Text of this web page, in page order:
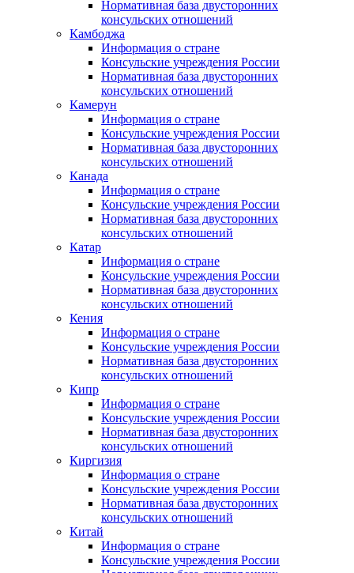
Нормативная база двусторонних
консульских отношений
Камбоджа
Информация о стране
Консульские учреждения России
Нормативная база двусторонних
консульских отношений
Камерун
Информация о стране
Консульские учреждения России
Нормативная база двусторонних
консульских отношений
Канада
Информация о стране
Консульские учреждения России
Нормативная база двусторонних
консульских отношений
Катар
Информация о стране
Консульские учреждения России
Нормативная база двусторонних
консульских отношений
Кения
Информация о стране
Консульские учреждения России
Нормативная база двусторонних
консульских отношений
Кипр
Информация о стране
Консульские учреждения России
Нормативная база двусторонних
консульских отношений
Киргизия
Информация о стране
Консульские учреждения России
Нормативная база двусторонних
консульских отношений
Китай
Информация о стране
Консульские учреждения России